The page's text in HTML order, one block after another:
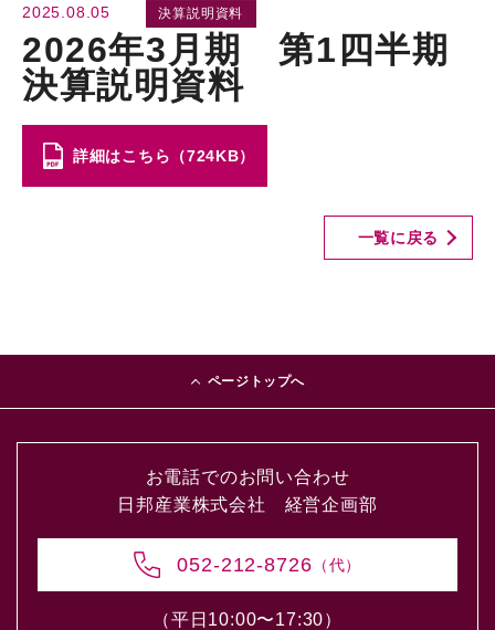
2025.08.05 決算説明資料
2026年3月期 第1四半期
決算説明資料
詳細はこちら（724KB）
一覧に戻る
ページトップへ
お電話でのお問い合わせ
日邦産業株式会社 経営企画部
052-212-8726 （代）
（平日10:00〜17:30）